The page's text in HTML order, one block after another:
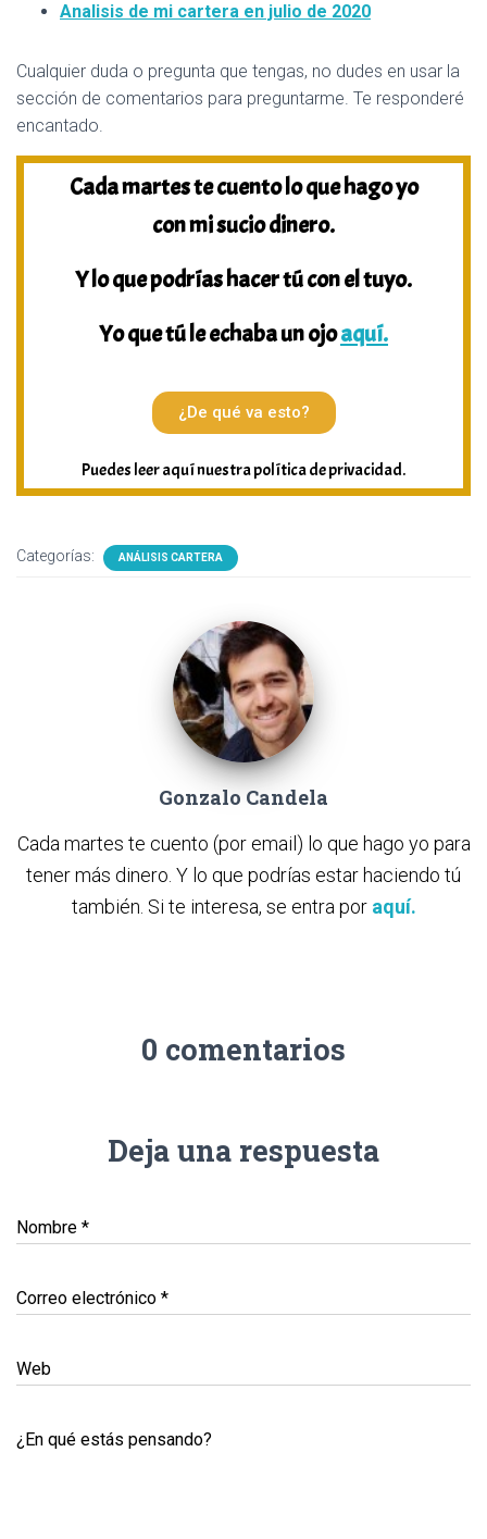
Analisis de mi cartera en julio de 2020
Cualquier duda o pregunta que tengas, no dudes en usar la
sección de comentarios para preguntarme. Te responderé
encantado.
Cada martes te cuento lo que hago yo
con mi sucio dinero.
Y lo que podrías hacer tú con el tuyo.
Yo que tú le echaba un ojoaquí.
¿De qué va esto?
Puedes leer aquí nuestra política de privacidad.
Categorías: ANÁLISIS CARTERA
Gonzalo Candela
Cada martes te cuento (por email) lo que hago yo para
tener más dinero. Y lo que podrías estar haciendo tú
también. Si te interesa, se entra por aquí.
0 comentarios
Deja una respuesta
Nombre *
Correo electrónico *
Web
¿En qué estás pensando?